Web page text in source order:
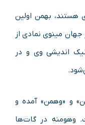
بهمن اولین
مینوی نمادی از
نیک اندیشی وی و در
و «وهمن» آمده و
وهومنه در گات‌ها